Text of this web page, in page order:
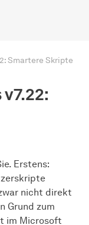
Smartere Skripte
Erstens:
nicht direkt
Grund zum
im Microsoft